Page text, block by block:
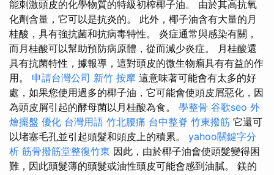
能刺激頭皮的化學物質的特級初榨椰子油。 由於其高抗氧
化劑含量，它可以是抗炎的。 此外，椰子油含有大量的月
桂酸，具有強抗菌和抗病毒特性。 炎症通常與感染有關，
而月桂酸可以幫助預防病原體，從而減少炎症。 月桂酸還
具有抗菌特性，據報導，這對頭皮的微生物瘤具有有益的作
用。 申請台灣公司 新竹 按摩 這意味著可能會有太多的好
處，如果您使用過多的椰子油，它可能會使頭皮屑惡化，因
為頭皮屑引起的酵母菌以月桂酸為食。 學整骨 谷歌seo 外
燴擺盤 優化 台灣用語 竹北腰痛 台中整脊 竹東撥筋 它還可
以堵塞毛孔並引起頭髮和頭皮上的積累。 yahoo關鍵字分
析 筋骨撥筋堂整復竹東 因此，由於椰子油會使頭髮變得困
難，因此頭髮薄的頭髮或油性頭皮可能會感到油膩。 鎂的